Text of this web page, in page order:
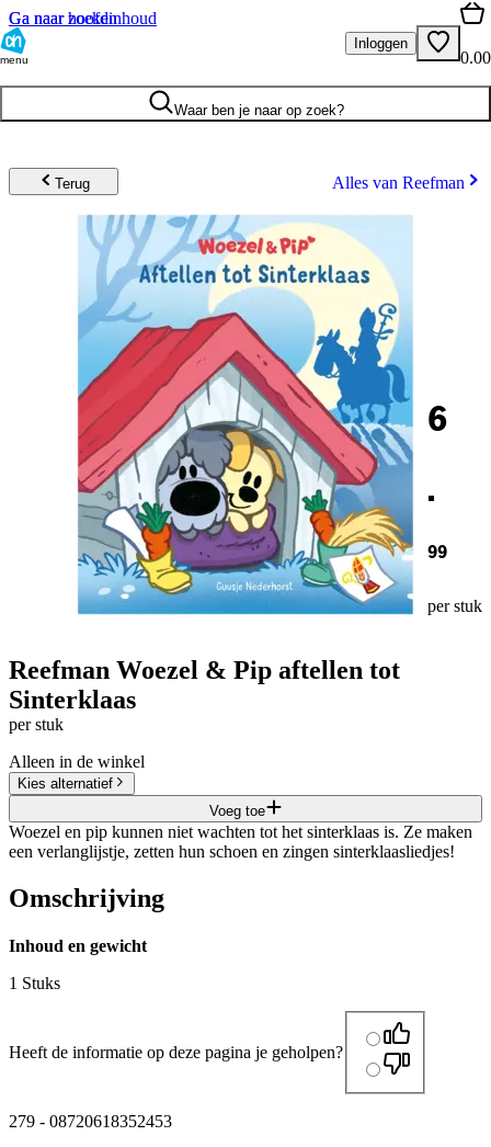
Ga naar hoofdinhoud
Ga naar zoeken
menu
Inloggen
0.00
Waar ben je naar op zoek?
Terug Alles van Reefman
6
.
99
per stuk
Reefman Woezel & Pip aftellen tot
Sinterklaas
per stuk
Alleen in de winkel
Kies alternatief
Voeg toe
Woezel en pip kunnen niet wachten tot het sinterklaas is. Ze maken
een verlanglijstje, zetten hun schoen en zingen sinterklaasliedjes!
Omschrijving
Inhoud en gewicht
1 Stuks
Heeft de informatie op deze pagina je geholpen?
279 - 08720618352453